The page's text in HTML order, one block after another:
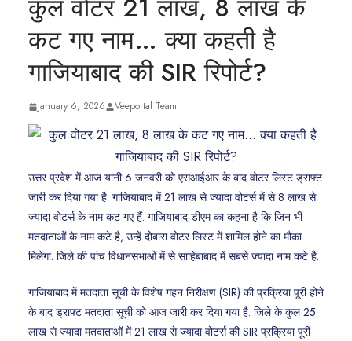
कुल वोटर 21 लाख, 8 लाख के
कट गए नाम… क्या कहती है
गाजियाबाद की SIR रिपोर्ट?
January 6, 2026 Veeportal Team
उत्तर प्रदेश में आज यानी 6 जनवरी को एसआईआर के बाद वोटर लिस्ट ड्राफ्ट
जारी कर दिया गया है. गाजियाबाद में 21 लाख से ज्यादा वोटर्स में से 8 लाख से
ज्यादा वोटर्स के नाम कट गए हैं. गाजियाबाद डीएम का कहना है कि जिन भी
मतदाताओं के नाम कटे है, उन्हें दोबारा वोटर लिस्ट में शामिल होने का मौका
मिलेगा. जिले की पांच विधानसभाओं में से साहिबाबाद में सबसे ज्यादा नाम कटे है.
गाजियाबाद में मतदाता सूची के विशेष गहन निरीक्षण (SIR) की प्रक्रिया पूरी होने
के बाद ड्राफ्ट मतदाता सूची को आज जारी कर दिया गया है. जिले के कुल 25
लाख से ज्यादा मतदाताओं में 21 लाख से ज्यादा वोटर्स की SIR प्रक्रिया पूरी